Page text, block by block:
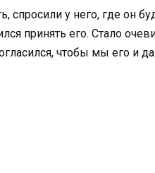
спросили у него, где он
принять его. Стало
чтобы мы его и